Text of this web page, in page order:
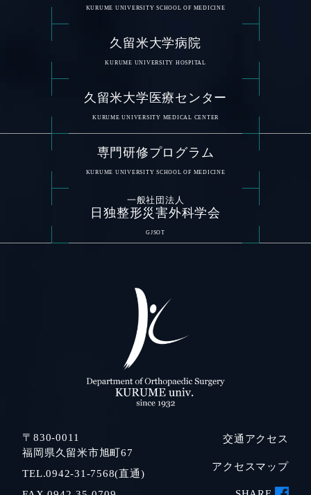
KURUME UNIVERSITY SCHOOL OF MEDICINE
久留米大学病院
KURUME UNIVERSITY HOSPITAL
久留米大学医療センター
KURUME UNIVERSITY MEDICAL CENTER
専門研修プログラム
KURUME UNIVERSITY SCHOOL OF MEDICINE
一般社団法人
日独整形災害外科学会
GJSOT
〒830-0011
福岡県久留米市旭町67
TEL.0942-31-7568(直通)
交通アクセス
アクセスマップ